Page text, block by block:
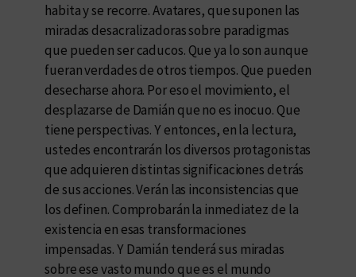
habita y se recorre. Avatares, que suponen las
miradas desacralizadoras sobre paradigmas
que pueden ser caducos. Que ya lo son aunque
fueran verdades de otros tiempos. Que pueden
desecharse ahora. Por eso el movimiento, el
desplazarse de Damián que no es inocuo. Que
tiene perspectivas. Y entonces, en la lectura,
ustedes encontrarán los diversos protagonistas
que adquieren distintas significaciones detrás
de sus acciones. Verán las inconsistencias que
los definen. Comprobarán la inmediatez de la
existencia en esas transformaciones
impensadas. Y Damián tenderá sus miradas
sobre ese vasto mundo que es el mundo